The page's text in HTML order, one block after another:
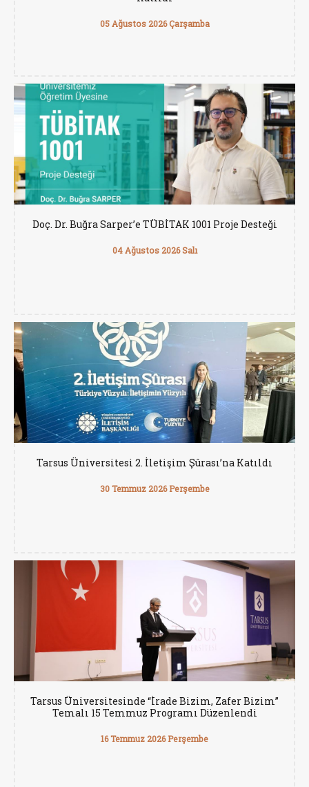
05 Ağustos 2026 Çarşamba
Doç. Dr. Buğra Sarper’e TÜBİTAK 1001 Proje Desteği
04 Ağustos 2026 Salı
Tarsus Üniversitesi 2. İletişim Şûrası’na Katıldı
30 Temmuz 2026 Perşembe
Tarsus Üniversitesinde “İrade Bizim, Zafer Bizim”
Temalı 15 Temmuz Programı Düzenlendi
16 Temmuz 2026 Perşembe